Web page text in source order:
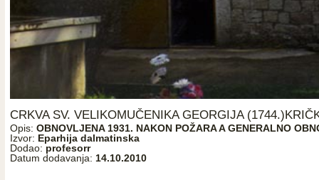
CRKVA SV. VELIKOMUČENIKA GEORGIJA
Opis: OBNOVLJENA 1931. NAKON POŽARA A GENERALNO
Izvor: Eparhija dalmatinska
Dodao: profesorr
Datum dodavanja: 14.10.2010